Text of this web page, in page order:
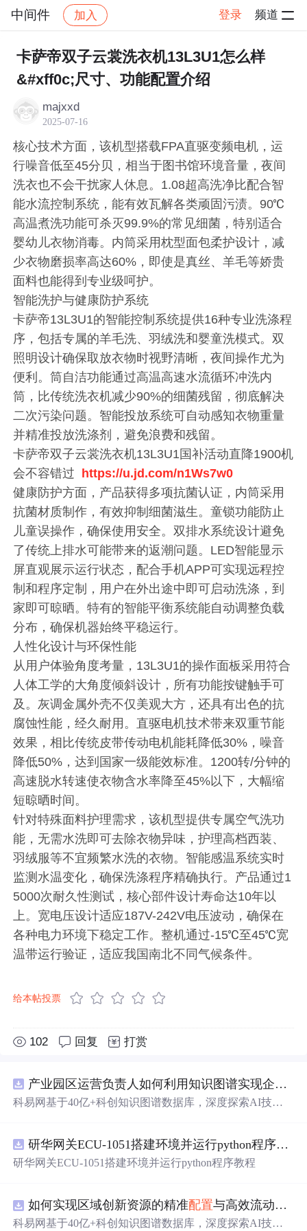
中间件 加入 登录 频道
社区 中间件 帖子详情
卡萨帝双子云裳洗衣机13L3U1怎么样
&#xff0c;尺寸、功能配置介绍
majxxd
2025-07-16
核心技术方面，该机型搭载FPA直驱变频电机，运
行噪音低至45分贝，相当于图书馆环境音量，夜间
洗衣也不会干扰家人休息。1.08超高洗净比配合智
能水流控制系统，能有效瓦解各类顽固污渍。90℃
高温煮洗功能可杀灭99.9%的常见细菌，特别适合
婴幼儿衣物消毒。内筒采用枕型面包柔护设计，减
少衣物磨损率高达60%，即使是真丝、羊毛等娇贵
面料也能得到专业级呵护。
智能洗护与健康防护系统
卡萨帝13L3U1的智能控制系统提供16种专业洗涤程
序，包括专属的羊毛洗、羽绒洗和婴童洗模式。双
照明设计确保取放衣物时视野清晰，夜间操作尤为
便利。筒自洁功能通过高温高速水流循环冲洗内
筒，比传统洗衣机减少90%的细菌残留，彻底解决
二次污染问题。智能投放系统可自动感知衣物重量
并精准投放洗涤剂，避免浪费和残留。
卡萨帝双子云裳洗衣机13L3U1国补活动直降1900机
会不容错过 https://u.jd.com/n1Ws7w0
健康防护方面，产品获得多项抗菌认证，内筒采用
抗菌材质制作，有效抑制细菌滋生。童锁功能防止
儿童误操作，确保使用安全。双排水系统设计避免
了传统上排水可能带来的返潮问题。LED智能显示
屏直观展示运行状态，配合手机APP可实现远程控
制和程序定制，用户在外出途中即可启动洗涤，到
家即可晾晒。特有的智能平衡系统能自动调整负载
分布，确保机器始终平稳运行。
人性化设计与环保性能
从用户体验角度考量，13L3U1的操作面板采用符合
人体工学的大角度倾斜设计，所有功能按键触手可
及。灰调金属外壳不仅美观大方，还具有出色的抗
腐蚀性能，经久耐用。直驱电机技术带来双重节能
效果，相比传统皮带传动电机能耗降低30%，噪音
降低50%，达到国家一级能效标准。1200转/分钟的
高速脱水转速使衣物含水率降至45%以下，大幅缩
短晾晒时间。
针对特殊面料护理需求，该机型提供专属空气洗功
能，无需水洗即可去除衣物异味，护理高档西装、
羽绒服等不宜频繁水洗的衣物。智能感温系统实时
监测水温变化，确保洗涤程序精确执行。产品通过1
5000次耐久性测试，核心部件设计寿命达10年以
上。宽电压设计适应187V-242V电压波动，确保在
各种电力环境下稳定工作。整机通过-15℃至45℃宽
温带运行验证，适应我国南北不同气候条件。
给本帖投票
102 回复 打赏
产业园区运营负责人如何利用知识图谱实现企业精准对接与协同？.docx
科易网基于40亿+科创知识图谱数据库，深度探索AI技术
新领域的AI+数智化解决方案，推动科技创新与产业创新
智能化发展。
研华网关ECU-1051搭建环境并运行python程序教程
研华网关ECU-1051搭建环境并运行python程序教程
如何实现区域创新资源的精准配置与高效流动？.docx
科易网基于40亿+科创知识图谱数据库，深度探索AI技术